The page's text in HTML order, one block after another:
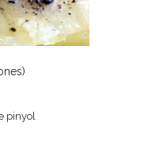
pinyol